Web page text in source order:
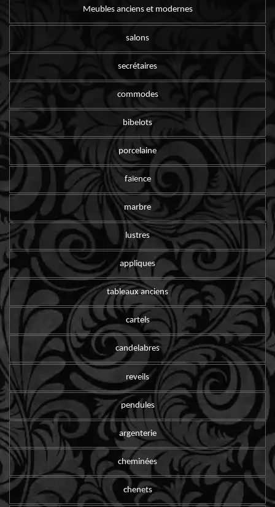
Meubles anciens et modernes
salons
secrétaires
commodes
bibelots
porcelaine
faïence
marbre
lustres
appliques
tableaux anciens
cartels
candelabres
reveils
pendules
argenterie
cheminées
chenets